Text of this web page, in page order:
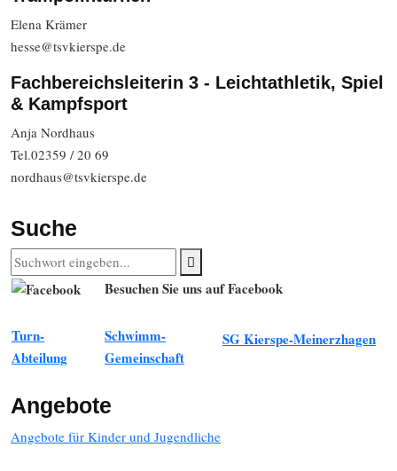
Elena Krämer
hesse@tsvkierspe.de
Fachbereichsleiterin 3 - Leichtathletik, Spiel
& Kampfsport
Anja Nordhaus
Tel.02359 / 20 69
nordhaus@tsvkierspe.de
Suche
Besuchen Sie uns auf Facebook
Turn-
Abteilung
Schwimm-
Gemeinschaft
SG Kierspe-Meinerzhagen
Angebote
Angebote für Kinder und Jugendliche